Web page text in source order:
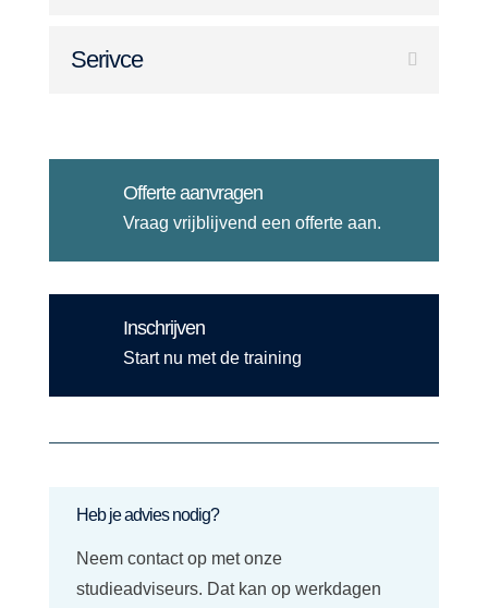
Serivce
Offerte aanvragen
Vraag vrijblijvend een offerte aan.
Inschrijven
Start nu met de training
Heb je advies nodig?
Neem contact op met onze
studieadviseurs. Dat kan op werkdagen